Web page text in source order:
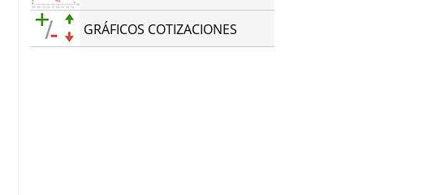
GRÁFICOS COTIZACIONES